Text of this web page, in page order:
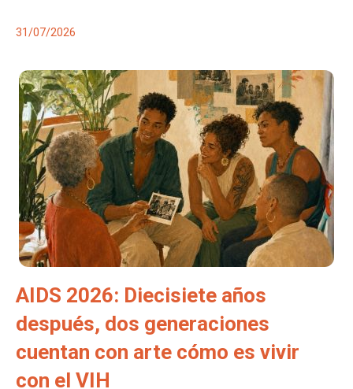
31/07/2026
AIDS 2026: Diecisiete años
después, dos generaciones
cuentan con arte cómo es vivir
con el VIH